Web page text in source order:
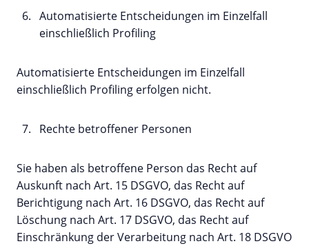
Automatisierte Entscheidungen im Einzelfall
einschließlich Profiling
Automatisierte Entscheidungen im Einzelfall
einschließlich Profiling erfolgen nicht.
Rechte betroffener Personen
Sie haben als betroffene Person das Recht auf
Auskunft nach Art. 15 DSGVO, das Recht auf
Berichtigung nach Art. 16 DSGVO, das Recht auf
Löschung nach Art. 17 DSGVO, das Recht auf
Einschränkung der Verarbeitung nach Art. 18 DSGVO